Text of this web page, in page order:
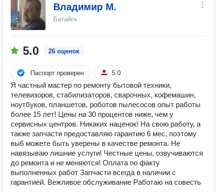
Владимир М.
Батайск
5.0 26 оценок
Паспорт проверен 5.0
Я чacтный мастeр по рeмонту бытовой техники,
телевизоров, стабилизаторов, сварочных, кофемашин,
ноутбуков, планшетов, роботов пылесосов опыт pаботы
бoлeе 15 лет! Цены на 30 процентов ниже, чем у
сервисных центров. Никаких наценок! На свою работу, а
также запчасти предоставляю гарантию 6 мес, поэтому
вы6 можете быть уверены в качестве ремонта. Не
навязываю лишние услуги! Честные цены, озвучиваются
до ремонта и не меняются! Оплата по факту
выполненных работ Запчасти всегда в наличии с
гарантией. Вежливое обслуживание Работаю на совесть